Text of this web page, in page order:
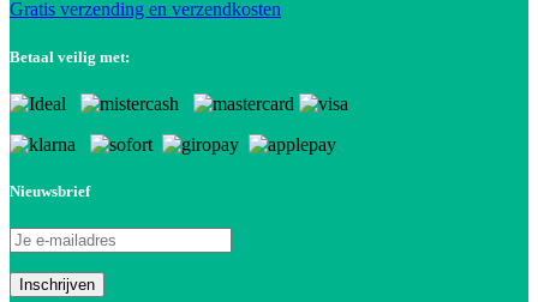
Gratis verzending en verzendkosten
Betaal veilig met:
Nieuwsbrief